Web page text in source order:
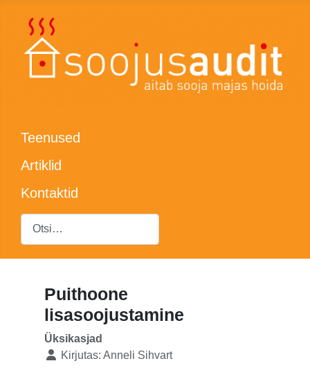
Teenused
Artiklid
Kontaktid
Otsing
Puithoone
lisasoojustamine
Üksikasjad
Kirjutas: Anneli Sihvart